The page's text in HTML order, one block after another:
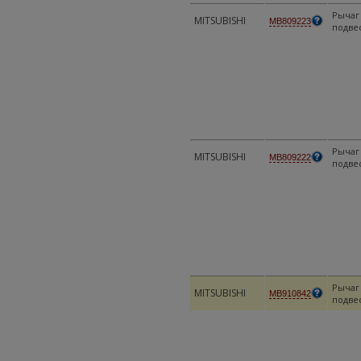
MITSUBISHI MB809223
MITSUBISHI MB809222
MITSUBISHI MB910842